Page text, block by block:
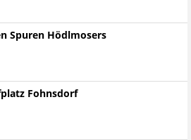
Spuren Hödlmosers
Fohnsdorf